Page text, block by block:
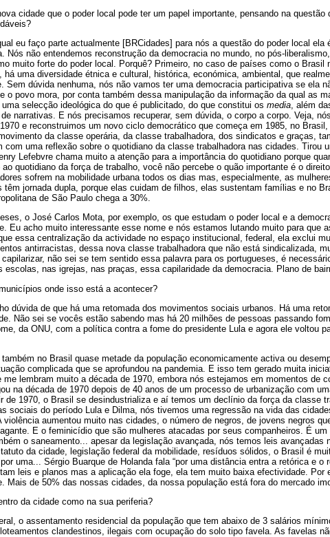
cidade que o poder local pode ter um papel importante, pensando na questão
eu faço parte actualmente [BRCidades] para nós a questão do poder local ela
Nós não entendemos reconstrução da democracia no mundo, no pós-
muito forte do poder local. Porquê? Primeiro, no caso de países como o Brasil
há uma diversidade étnica e cultural, histórica, económica, ambiental, que
Sem dúvida nenhuma, nós não vamos ter uma democracia participativa se ela
o povo mora, por conta também dessa manipulação da informação da qual as
selecção ideológica do que é publicitado, do que constitui os media, além
narrativas. E nós precisamos recuperar, sem dúvida, o corpo a corpo. Veja,
e reconstruimos um novo ciclo democrático que começa em 1985, no
da classe operária, da classe trabalhadora, dos sindicatos e graças,
com uma reflexão sobre o quotidiano da classe trabalhadora nas cidades. Tirou
Lefebvre chama muito a atenção para a importância do quotidiano porque
ao quotidiano da força de trabalho, você não percebe o quão importante é o
sofrem na mobilidade urbana todos os dias mas, especialmente, as
têm jornada dupla, porque elas cuidam de filhos, elas sustentam famílias e no
de São Paulo chega a 30%.
o José Carlos Mota, por exemplo, os que estudam o poder local e a
Eu acho muito interessante esse nome e nós estamos lutando muito para que
essa centralização da actividade no espaço institucional, federal, ela exclui
antirracistas, dessa nova classe trabalhadora que não está sindicalizada,
não sei se tem sentido essa palavra para os portugueses, é
escolas, nas igrejas, nas praças, essa capilaridade da democracia. Plano de
onde isso está a acontecer?
dúvida de que há uma retomada dos movimentos sociais urbanos. Há uma
Não sei se vocês estão sabendo mas há 20 milhões de pessoas passando
da ONU, com a política contra a fome do presidente Lula e agora ele voltou
também no Brasil quase metade da população economicamente activa ou
complicada que se aprofundou na pandemia. E isso tem gerado muita
me lembram muito a década de 1970, embora nós estejamos em momentos de
na década de 1970 depois de 40 anos de um processo de urbanização com
de 1970, o Brasil se desindustrializa e aí temos um declínio da força da classe
sociais do período Lula e Dilma, nós tivemos uma regressão na vida das
violência aumentou muito nas cidades, o número de negros, de jovens negros
E o feminicídio que são mulheres atacadas por seus companheiros. É
o saneamento... apesar da legislação avançada, nós temos leis avançadas
da cidade, legislação federal da mobilidade, resíduos sólidos, o Brasil é
uma... Sérgio Buarque de Holanda fala “por uma distância entra a retórica e o
leis e planos mas a aplicação ela foge, ela tem muito baixa efectividade. Por
Mais de 50% das nossas cidades, da nossa população está fora do mercado
da cidade como na sua periferia?
o assentamento residencial da população que tem abaixo de 3 salários
clandestinos, ilegais com ocupação do solo tipo favela. As favelas